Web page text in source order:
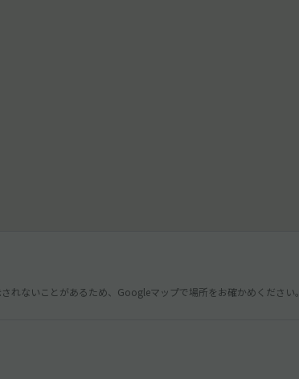
れないことがあるため、Googleマップで場所をお確かめください。